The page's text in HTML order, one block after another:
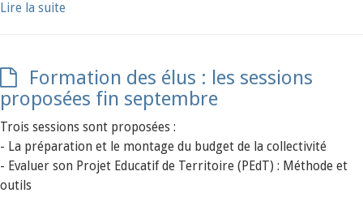
Lire la suite
Formation des élus : les sessions
proposées fin septembre
Trois sessions sont proposées :
- La préparation et le montage du budget de la collectivité
- Evaluer son Projet Educatif de Territoire (PEdT) : Méthode et
outils